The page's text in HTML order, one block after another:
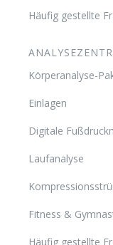
Häufig gestellte
Körperanalyse-
Einlagen
Digitale
Laufanalyse
Fitness &
Häufig gestellte